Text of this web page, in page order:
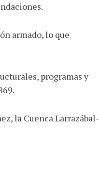
armado, lo que
programas y
la Cuenca Larrazábal-